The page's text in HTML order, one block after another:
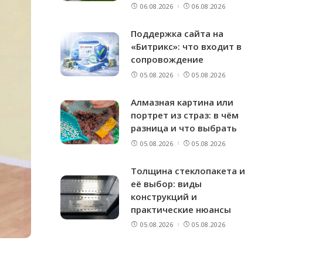
06.08.2026 06.08.2026
Поддержка сайта на
«Битрикс»: что входит в
сопровождение
05.08.2026 05.08.2026
Алмазная картина или
портрет из страз: в чём
разница и что выбрать
05.08.2026 05.08.2026
Толщина стеклопакета и
её выбор: виды
конструкций и
практические нюансы
05.08.2026 05.08.2026